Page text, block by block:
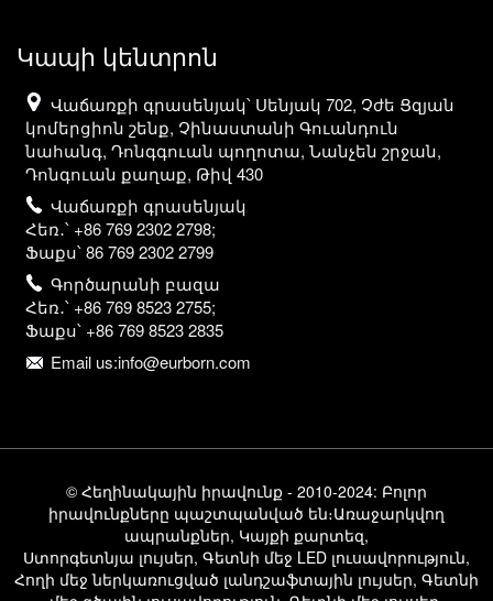
Կապի կենտրոն
Վաճառքի գրասենյակ՝ Սենյակ 702, Չժե Ցզյան
կոմերցիոն շենք, Չինաստանի Գուանդուն
նահանգ, Դոնգգուան պողոտա, Նանչեն շրջան,
Դոնգուան քաղաք, Թիվ 430
Վաճառքի գրասենյակ
Հեռ․՝ +86 769 2302 2798;
Ֆաքս՝ 86 769 2302 2799
Գործարանի բազա
Հեռ․՝ +86 769 8523 2755;
Ֆաքս՝ +86 769 8523 2835
Email us:info@eurborn.com
© Հեղինակային իրավունք - 2010-2024: Բոլոր
իրավունքները պաշտպանված են։Առաջարկվող
ապրանքներ, Կայքի քարտեզ,
Ստորգետնյա լույսեր, Գետնի մեջ LED լուսավորություն,
Հողի մեջ ներկառուցված լանդշաֆտային լույսեր, Գետնի